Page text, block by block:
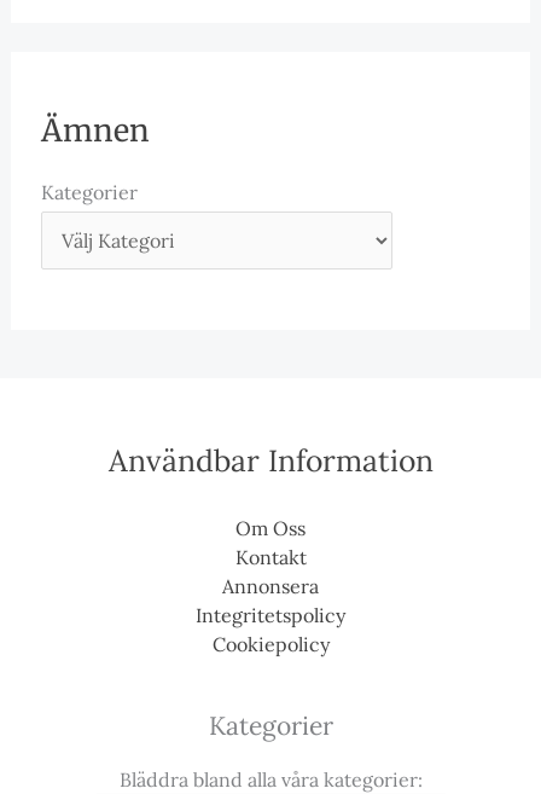
Ämnen
Kategorier
Användbar Information
Om Oss
Kontakt
Annonsera
Integritetspolicy
Cookiepolicy
Kategorier
Bläddra bland alla våra kategorier: